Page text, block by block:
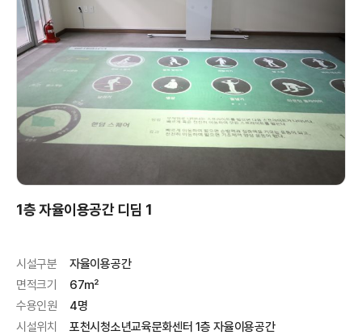
1층 자율이용공간 디딤 1
시설구분
자율이용공간
면적크기
67㎡
수용인원
4명
시설위치
포천시청소년교육문화센터 1층 자율이용공간